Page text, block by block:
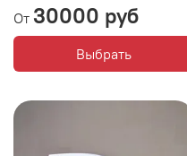
От 30000 руб
Выбрать